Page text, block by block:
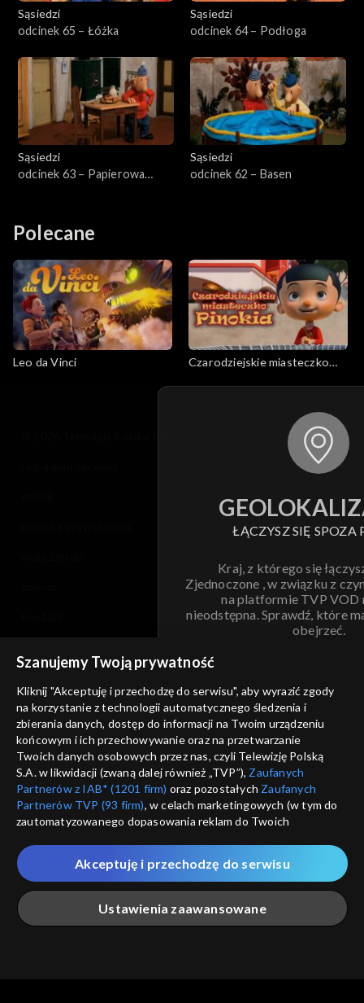
Sąsiedzi
odcinek 65 – Łóżka
Sąsiedzi
odcinek 64 – Podłoga
Sąsiedzi
odcinek 63 – Papierowa
Sąsiedzi
odcinek 62 – Basen
Polecane
Leo da Vinci
Czarodziejskie miasteczko
ŁĄCZYSZ SIĘ SPOZA
Kraj, z którego się
Zjednoczone , w związku z
na platformie TVP VOD
nieodstępna. Sprawdź, które
obejrzeć.
ANULUJ
informacje o dostawcy usług
Szanujemy Twoją prywatność
Kliknij "Akceptuję i przechodzę do serwisu", aby wyrazić zgody
na korzystanie z technologii automatycznego śledzenia i
zbierania danych, dostęp do informacji na Twoim urządzeniu
końcowym i ich przechowywanie oraz na przetwarzanie
Twoich danych osobowych przez nas, czyli Telewizję Polską
S.A. w likwidacji (zwaną dalej również „TVP”), Zaufanych
Partnerów z IAB* (1201 firm) oraz pozostałych Zaufanych
Partnerów TVP (93 firm), w celach marketingowych (w tym do
zautomatyzowanego dopasowania reklam do Twoich
które wskazujemy poniżej, a także zgody na udostępnianie
przez nas identyfikatora PPID do Google.
Twoje dane osobowe zbierane podczas odwiedzania przez
Ciebie naszych
poszczególnych serwisówzwanych dalej
„Portalem”, w tym informacje zapisywane za pomocą
Ustawienia zaawansowane
Akceptuję i przechodzę do serwisu